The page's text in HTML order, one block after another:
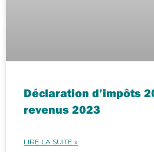
Déclaration d’impôts
revenus 2023
LIRE LA SUITE »